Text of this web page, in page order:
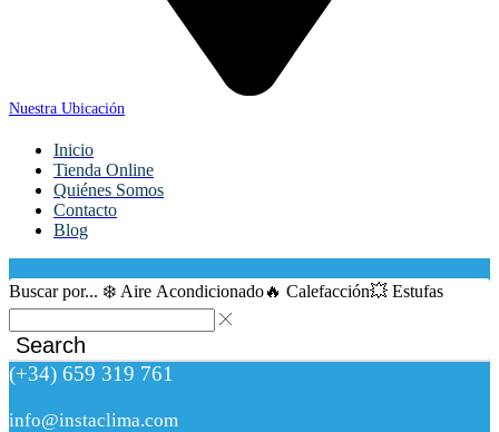
Nuestra Ubicación
Inicio
Tienda Online
Quiénes Somos
Contacto
Blog
Buscar por... ❄️ Aire Acondicionado🔥 Calefacción💥 Estufas
Search
(+34) 659 319 761
info@instaclima.com